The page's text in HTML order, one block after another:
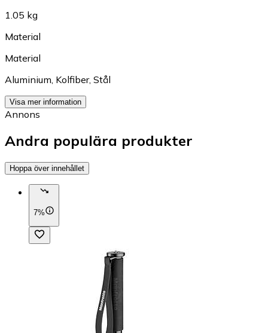
1.05 kg
Material
Material
Aluminium Kolfiber, Stål
Visa mer information
Annons
Andra populära produkter
Hoppa över innehållet
7%